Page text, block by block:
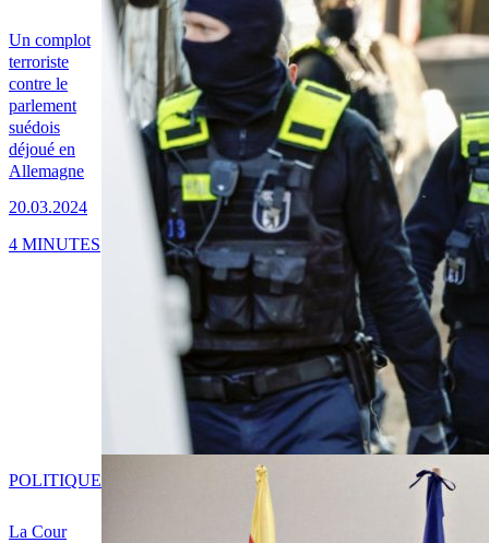
Un complot
terroriste
contre le
parlement
suédois
déjoué en
Allemagne
20.03.2024
4 MINUTES
La Cour
POLITIQUE